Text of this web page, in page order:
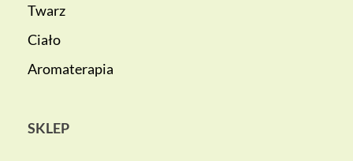
Twarz
Ciało
Aromaterapia
SKLEP